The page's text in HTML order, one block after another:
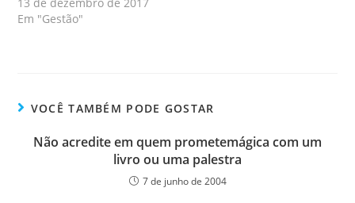
Em "Gestão"
VOCÊ TAMBÉM PODE GOSTAR
Não acredite em quem prometemágica com um
livro ou uma palestra
7 de junho de 2004